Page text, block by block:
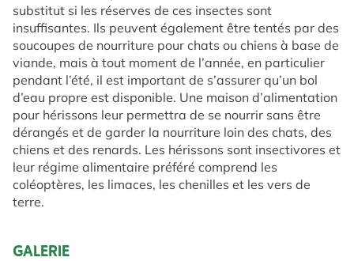
substitut si les réserves de ces insectes sont
insuffisantes. Ils peuvent également être tentés par des
soucoupes de nourriture pour chats ou chiens à base de
viande, mais à tout moment de l’année, en particulier
pendant l’été, il est important de s’assurer qu’un bol
d’eau propre est disponible. Une maison d’alimentation
pour hérissons leur permettra de se nourrir sans être
dérangés et de garder la nourriture loin des chats, des
chiens et des renards. Les hérissons sont insectivores et
leur régime alimentaire préféré comprend les
coléoptères, les limaces, les chenilles et les vers de
terre.
GALERIE